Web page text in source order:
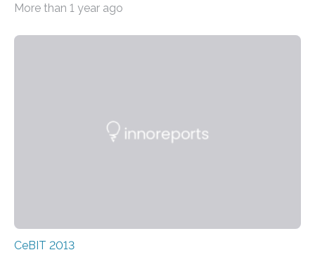
stellt der…
More than 1 year ago
CeBIT 2013